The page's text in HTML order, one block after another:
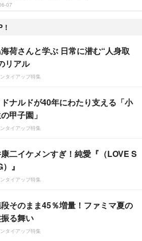
07
荷さんと学ぶ 日常に潜む“人身取
リアル
タイアップ特集
ナルドが40年にわたり支える「小
甲子園」
タイアップ特集
二イケメンすぎ！純愛『（LOVE S
』
タイアップ特集
そのまま45％増量！ファミマ夏の
る舞い
タイアップ特集